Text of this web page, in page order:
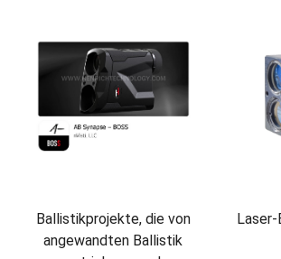
Ballistikprojekte, die von
angewandten Ballistik